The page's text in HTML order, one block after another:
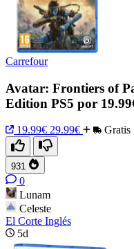
Carrefour
Avatar: Frontiers of
Edition PS5 por
19.99€ 29.99€ Gratis
931
0
Lunam
Celeste
El Corte Inglés
5d